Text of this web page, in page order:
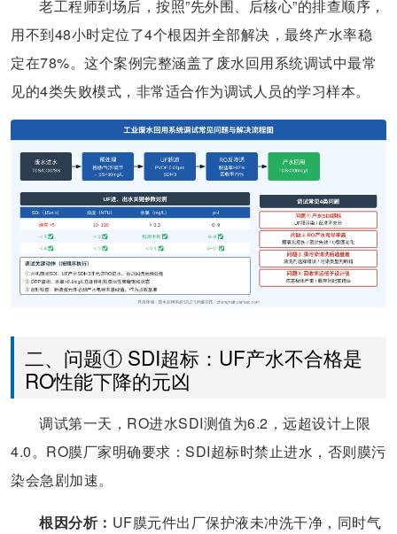
老工程师到场后，按照”先外围、后核心”的排查顺序，
用不到48小时定位了4个根因并全部解决，最终产水率稳
定在78%。这个案例完整涵盖了废水回用系统调试中最常
见的4类失败模式，非常适合作为调试人员的学习样本。
二、问题① SDI超标：UF产水不合格是
RO性能下降的元凶
调试第一天，RO进水SDI测值为6.2，远超设计上限
4.0。RO膜厂家明确要求：SDI超标时禁止进水，否则膜污
染会急剧加速。
根因分析： UF膜元件出厂保护液未冲洗干净，同时气